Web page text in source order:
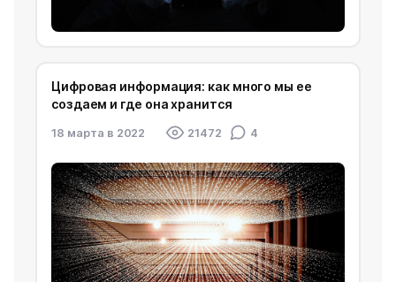
Цифровая информация: как много мы ее
создаем и где она хранится
18 марта в 2022 21472 4